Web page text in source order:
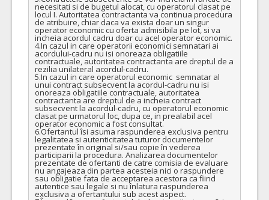
necesitati si de bugetul alocat, cu operatorul clasat pe
locul I. Autoritatea contractanta va continua procedura
de atribuire, chiar daca va exista doar un singur
operator economic cu oferta admisibila pe lot, si va
incheia acordul cadru doar cu acel operator economic.
4.In cazul in care operatorii economici semnatari ai
acordului-cadru nu isi onoreaza obligatiile
contractuale, autoritatea contractanta are dreptul de a
rezilia unilateral acordul-cadru.
5.In cazul in care operatorul economic  semnatar al
unui contract subsecvent la acordul-cadru nu isi
onoreaza obligatiile contractuale, autoritatea
contractanta are dreptul de a incheia contract
subsecvent la acordul-cadru, cu operatorul economic
clasat pe urmatorul loc, dupa ce, in prealabil acel
operator economic a fost consultat.
6.Ofertantul îsi asuma raspunderea exclusiva pentru
legalitatea si autenticitatea tuturor documentelor
prezentate în original si/sau copie în vederea
participarii la procedura. Analizarea documentelor
prezentate de ofertanti de catre comisia de evaluare
nu angajeaza din partea acesteia nici o raspundere
sau obligatie fata de acceptarea acestora ca fiind
autentice sau legale si nu înlatura raspunderea
exclusiva a ofertantului sub acest aspect.